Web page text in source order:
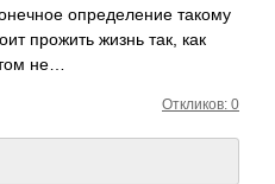
опре­деле­ние такому
прожить жизнь так, как
не…
Откликов: 0